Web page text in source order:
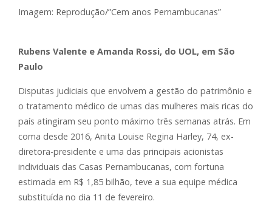
Imagem: Reprodução/”Cem anos Pernambucanas”
Rubens Valente e Amanda Rossi, do UOL, em São
Paulo
Disputas judiciais que envolvem a gestão do patrimônio e
o tratamento médico de umas das mulheres mais ricas do
país atingiram seu ponto máximo três semanas atrás. Em
coma desde 2016, Anita Louise Regina Harley, 74, ex-
diretora-presidente e uma das principais acionistas
individuais das Casas Pernambucanas, com fortuna
estimada em R$ 1,85 bilhão, teve a sua equipe médica
substituída no dia 11 de fevereiro.